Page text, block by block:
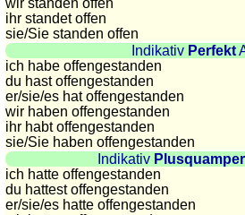
à
vélo
Petit
vocabulaire
pour
le
voyage
(pdf)
JEUX
wir standen offen
ihr standet offen
sie/Sie standen offen
Indikativ Perfekt
ich habe offengestanden
du hast offengestanden
er/sie/es hat offengestanden
wir haben offengestanden
ihr habt offengestanden
sie/Sie haben offengestanden
Indikativ
ich hatte offengestanden
du hattest offengestanden
er/sie/es hatte offengestanden